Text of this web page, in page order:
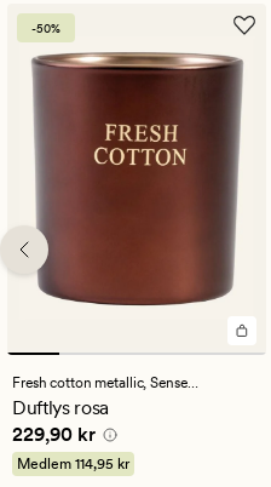
-50%
Fresh cotton metallic,Sense the Moment
Duftlys rosa
Pris 229,90 kr
229,90 kr
Medlem 114,95 kr